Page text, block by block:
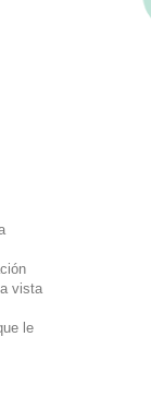
vista
le